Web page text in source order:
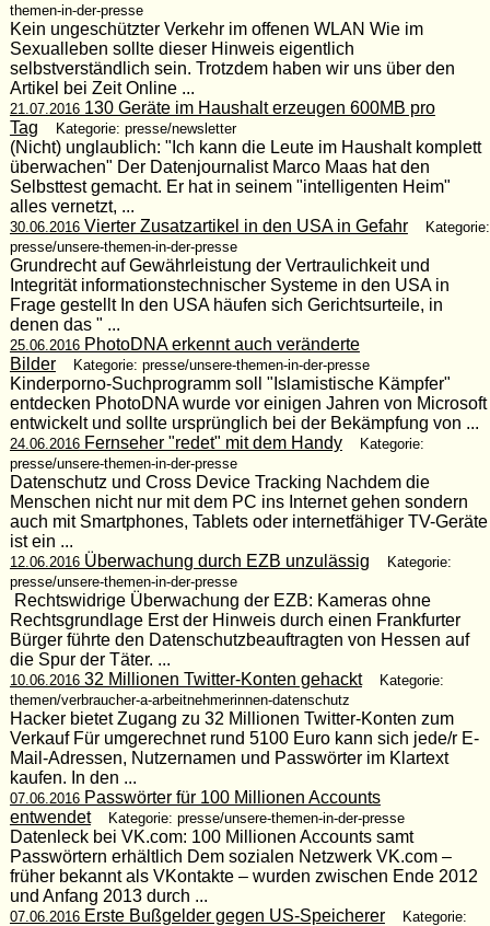
themen-in-der-presse
Kein ungeschützter Verkehr im offenen WLAN Wie im
Sexualleben sollte dieser Hinweis eigentlich
selbstverständlich sein. Trotzdem haben wir uns über den
Artikel bei Zeit Online ...
21.07.2016130 Geräte im Haushalt erzeugen 600MB pro
Tag
Kategorie: presse/newsletter
(Nicht) unglaublich: "Ich kann die Leute im Haushalt komplett
überwachen" Der Datenjournalist Marco Maas hat den
Selbsttest gemacht. Er hat in seinem "intelligenten Heim"
alles vernetzt, ...
30.06.2016Vierter Zusatzartikel in den USA in Gefahr
Kategorie:
presse/unsere-themen-in-der-presse
Grundrecht auf Gewährleistung der Vertraulichkeit und
Integrität informationstechnischer Systeme in den USA in
Frage gestellt In den USA häufen sich Gerichtsurteile, in
denen das " ...
25.06.2016PhotoDNA erkennt auch veränderte
Bilder
Kategorie: presse/unsere-themen-in-der-presse
Kinderporno-Suchprogramm soll "Islamistische Kämpfer"
entdecken PhotoDNA wurde vor einigen Jahren von Microsoft
entwickelt und sollte ursprünglich bei der Bekämpfung von ...
24.06.2016Fernseher "redet" mit dem Handy
Kategorie:
presse/unsere-themen-in-der-presse
Datenschutz und Cross Device Tracking Nachdem die
Menschen nicht nur mit dem PC ins Internet gehen sondern
auch mit Smartphones, Tablets oder internetfähiger TV-Geräte
ist ein ...
12.06.2016Überwachung durch EZB unzulässig
Kategorie:
presse/unsere-themen-in-der-presse
Rechtswidrige Überwachung der EZB: Kameras ohne
Rechtsgrundlage Erst der Hinweis durch einen Frankfurter
Bürger führte den Datenschutzbeauftragten von Hessen auf
die Spur der Täter. ...
10.06.201632 Millionen Twitter-Konten gehackt
Kategorie:
themen/verbraucher-a-arbeitnehmerinnen-datenschutz
Hacker bietet Zugang zu 32 Millionen Twitter-Konten zum
Verkauf Für umgerechnet rund 5100 Euro kann sich jede/r E-
Mail-Adressen, Nutzernamen und Passwörter im Klartext
kaufen. In den ...
07.06.2016Passwörter für 100 Millionen Accounts
entwendet
Kategorie: presse/unsere-themen-in-der-presse
Datenleck bei VK.com: 100 Millionen Accounts samt
Passwörtern erhältlich Dem sozialen Netzwerk VK.com –
früher bekannt als VKontakte – wurden zwischen Ende 2012
und Anfang 2013 durch ...
07.06.2016Erste Bußgelder gegen US-Speicherer
Kategorie: